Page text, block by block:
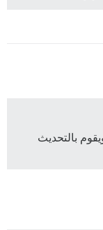
بالتحديث